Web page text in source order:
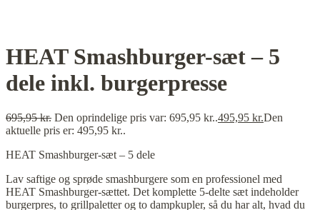
HEAT Smashburger-sæt – 5
dele inkl. burgerpresse
695,95kr. Den oprindelige pris var: 695,95 kr..495,95 kr.Den
aktuelle pris er: 495,95 kr..
HEAT Smashburger-sæt – 5 dele
Lav saftige og sprøde smashburgere som en professionel med
HEAT Smashburger-sættet. Det komplette 5-delte sæt indeholder
burgerpres, to grillpaletter og to dampkupler, så du har alt, hvad du